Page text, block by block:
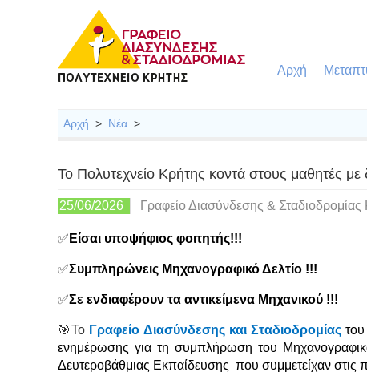
Αρχή
Αρχή > Νέα >
Το Πολυτεχνείο Κρήτης κοντά στους μαθητές
25/06/2026 Γραφείο Διασύνδεσης &
✅ Είσαι υποψήφιος φοιτητής!!!
✅Συμπληρώνεις Μηχανογραφικό Δελτίο !!!
✅Σε ενδιαφέρουν τα αντικείμενα Μηχανικού !!!
🎯Το Γραφείο Διασύνδεσης και Σταδιοδρομίας του
ενημέρωσης για τη συμπλήρωση του
Δευτεροβάθμιας Εκπαίδευσης που συμμετείχαν στις